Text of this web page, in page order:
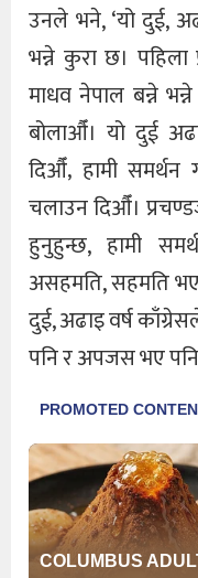
उनले भने, ‘यो दुई,
भन्ने कुरा छ। पहिला
माधव नेपाल बन्ने
बोलाऔँ। यो दुई
दिऔँ‚ हामी समर्थन
चलाउन दिऔँ।
हुनुहुन्छ, हामी
असहमति, सहमति
दुई, अढाइ वर्ष
पनि र अपजस भए पनि